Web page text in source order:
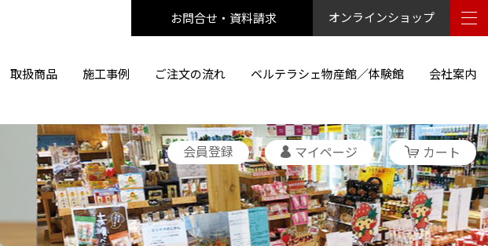
取扱商品 施工事例 ご注文の流れ ベルテラシェ物産館／体験館 会社案内
お問合せ・資料請求 オンラインショップ
会員登録 マイページ カート